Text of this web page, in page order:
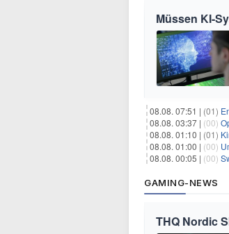
Müssen KI-
08.08. 07:51 | (01)
08.08. 03:37 | (00)
08.08. 01:10 | (01)
08.08. 01:00 | (00)
08.08. 00:05 | (00)
GAMING-NEWS
THQ Nordic